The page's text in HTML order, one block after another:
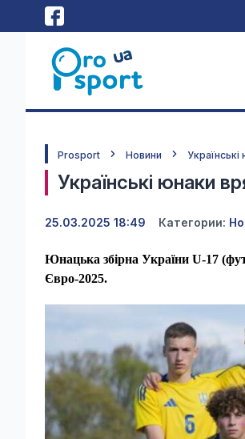
Prosport Новини
Українські юнаки
25.03.2025 18:49 Категории:
Юнацька збірна України U-17
Євро-2025.